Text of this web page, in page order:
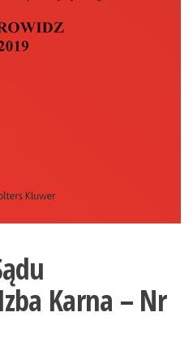
Karna – Nr